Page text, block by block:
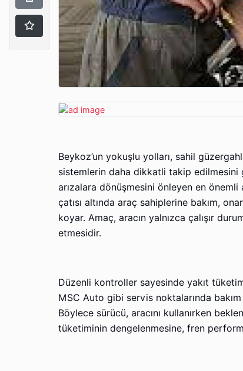
Beykoz’un yokuşlu yolları, sahil
sistemlerin daha dikkatli takip
arızalara dönüşmesini önleyen en
çatısı altında araç sahiplerine bakım,
koyar. Amaç, aracın yalnızca çalışır
etmesidir.
Düzenli kontroller sayesinde yakıt
MSC Auto gibi servis noktalarında
Böylece sürücü, aracını kullanırken
tüketiminin dengelenmesine, fren